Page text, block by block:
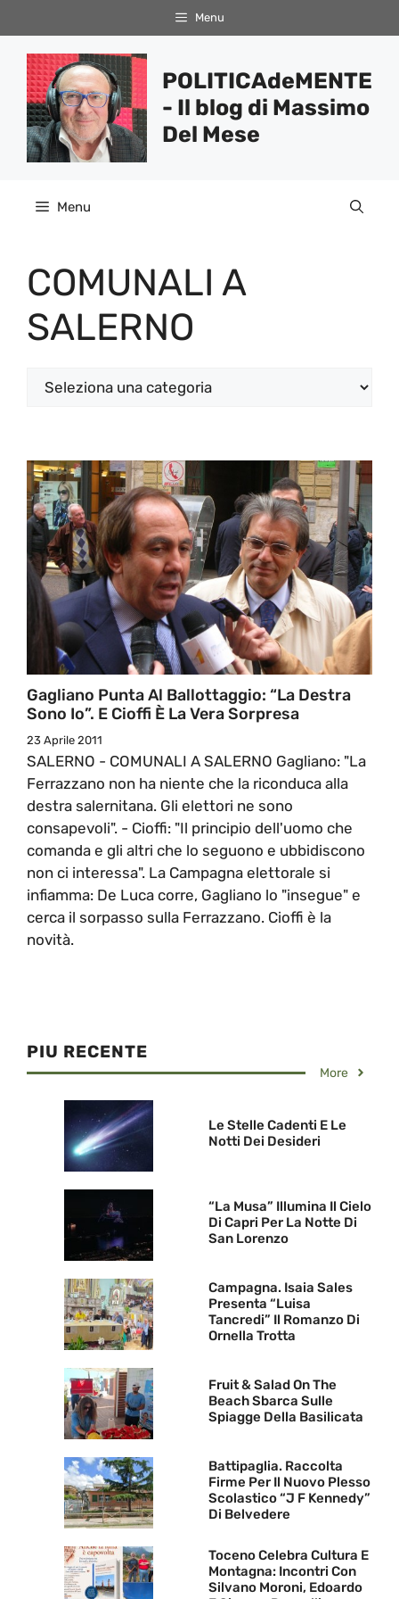
al
contenuto
Menu
POLITICAdeMENTE
- Il blog di Massimo
Del Mese
Menu
COMUNALI A
SALERNO
Categorie
Gagliano Punta Al Ballottaggio: “la Destra
Sono Io”. E Cioffi È La Vera Sorpresa
23 Aprile 2011
SALERNO - COMUNALI A SALERNO Gagliano: "La
Ferrazzano non ha niente che la riconduca alla
destra salernitana. Gli elettori ne sono
consapevoli". - Cioffi: "Il principio dell'uomo che
comanda e gli altri che lo seguono e ubbidiscono
non ci interessa". La Campagna elettorale si
infiamma: De Luca corre, Gagliano lo "insegue" e
cerca il sorpasso sulla Ferrazzano. Cioffi è la
novità.
PIU RECENTE
More
Le Stelle Cadenti E Le
Notti Dei Desideri
“La Musa” Illumina Il Cielo
Di Capri Per La Notte Di
San Lorenzo
Campagna. Isaia Sales
Presenta “Luisa
Tancredi” Il Romanzo Di
Ornella Trotta
Fruit & Salad On The
Beach Sbarca Sulle
Spiagge Della Basilicata
Battipaglia. Raccolta
Firme Per Il Nuovo Plesso
Scolastico “J F Kennedy”
Di Belvedere
Toceno Celebra Cultura E
Montagna: Incontri Con
Silvano Moroni, Edoardo